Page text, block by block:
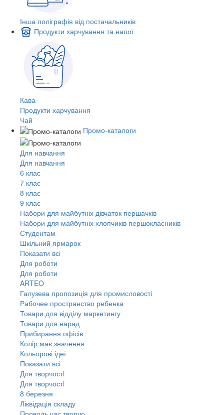
Інша поліграфія від постачальників
Продукти харчування та напої
Кава
Продукти харчування
Чай
Промо-каталоги
Для навчання
Для навчання
6 клас
7 клас
8 клас
9 клас
Набори для майбутніх дiвчаток першачкiв
Набори для майбутніх хлопчиків першокласників
Студентам
Шкільний ярмарок
Показати всі
Для роботи
Для роботи
ARTEO
Галузева пропозиція для промисловості
Рабочее пространство ребенка
Товари для відділу маркетингу
Товари для нарад
Прибирання офісів
Колір має значення
Кольорові ідеї
Показати всі
Для творчостi
Для творчостi
8 березня
Ліквідація складу